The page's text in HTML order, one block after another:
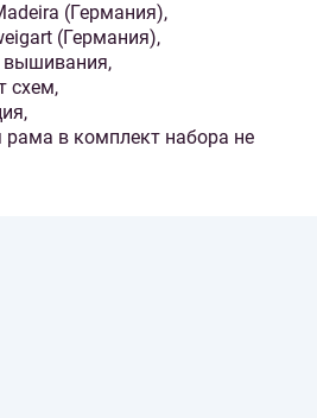
(Германия),
(Германия),
вышивания,
схем,
рама в комплект набора не